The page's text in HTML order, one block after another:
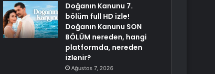
Doğanın Kanunu 7.
bölüm full HD izle!
Doğanın Kanunu SON
BÖLÜM nereden, hangi
platformda, nereden
izlenir?
Ağustos 7, 2026